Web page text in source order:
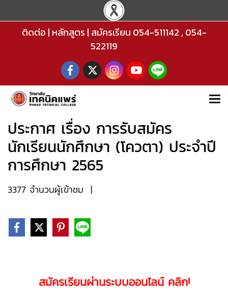
ติดต่อ | หลักสูตร | สมัครเรียน 054-511142 , 054-
522119
ประกาศ เรื่อง การรับสมัคร
นักเรียนนักศึกษา (โควตา) ประจำปี
การศึกษา 2565
3377 จำนวนผู้เข้าชม |
สมัครเรียนผ่านระบบออนไลน์ คลิก!